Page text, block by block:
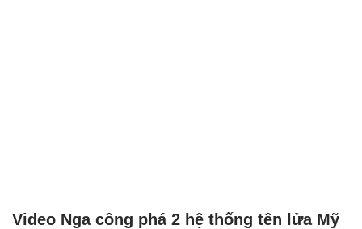
Video Nga công phá 2 hệ thống tên lửa Mỹ